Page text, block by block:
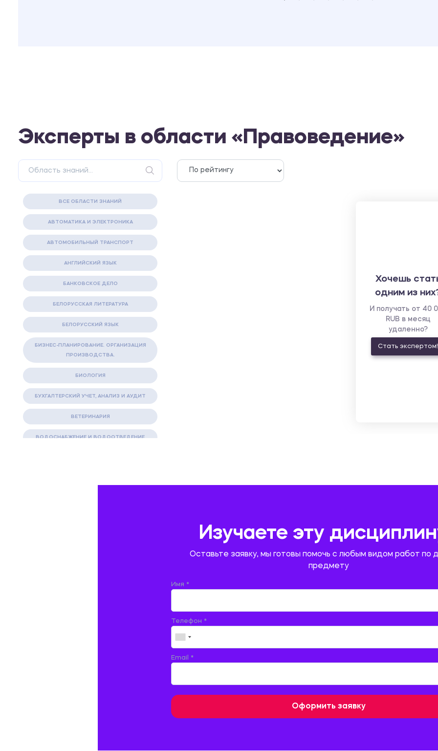
Эксперты в области «Правоведение»
ВСЕ ОБЛАСТИ ЗНАНИЙ
АВТОМАТИКА И ЭЛЕКТРОНИКА
АВТОМОБИЛЬНЫЙ ТРАНСПОРТ
АНГЛИЙСКИЙ ЯЗЫК
БАНКОВСКОЕ ДЕЛО
БЕЛОРУССКАЯ ЛИТЕРАТУРА
БЕЛОРУССКИЙ ЯЗЫК
БИЗНЕС-ПЛАНИРОВАНИЕ. ОРГАНИЗАЦИЯ
ПРОИЗВОДСТВА.
БИОЛОГИЯ
БУХГАЛТЕРСКИЙ УЧЕТ, АНАЛИЗ И АУДИТ
ВЕТЕРИНАРИЯ
ВОДОСНАБЖЕНИЕ И ВОДООТВЕДЕНИЕ
Хочешь
одним из
И получать от 40
RUB в месяц
удаленно?
Стать экспертом!
Изучаете эту
Оставьте заявку, мы готовы помочь с любым видом работ по
предмету
Имя *
Телефон *
Email *